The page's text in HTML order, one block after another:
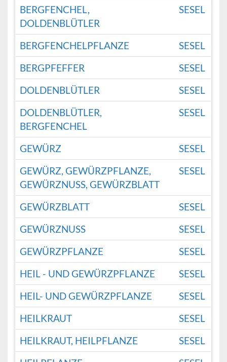
BERGFENCHEL,
DOLDENBLÜTLER
SESEL
BERGFENCHELPFLANZE
SESEL
BERGPFEFFER
SESEL
DOLDENBLÜTLER
SESEL
DOLDENBLÜTLER,
BERGFENCHEL
SESEL
GEWÜRZ
SESEL
GEWÜRZ, GEWÜRZPFLANZE,
GEWÜRZNUSS, GEWÜRZBLATT
SESEL
GEWÜRZBLATT
SESEL
GEWÜRZNUSS
SESEL
GEWÜRZPFLANZE
SESEL
HEIL - UND GEWÜRZPFLANZE
SESEL
HEIL- UND GEWÜRZPFLANZE
SESEL
HEILKRAUT
SESEL
HEILKRAUT, HEILPFLANZE
SESEL